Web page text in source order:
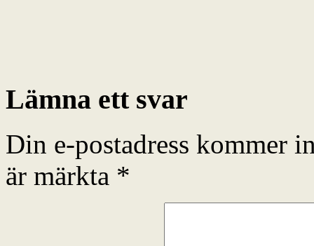
Lämna ett svar
Din e-postadress kommer
är märkta *